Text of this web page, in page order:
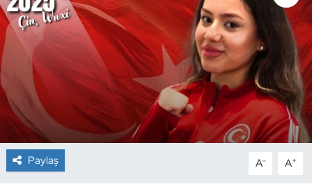
Paylaş A- A+
Çim Hokeyi
Cimnastik
Curling
Dağcılık
Dans Sporları